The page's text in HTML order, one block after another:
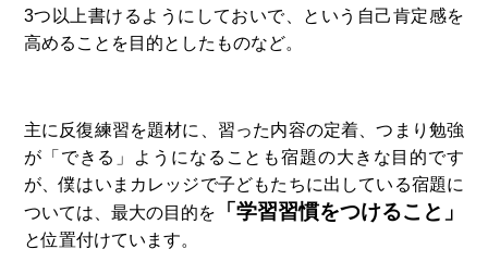
3つ以上書けるようにしておいで、という自己肯定感を
高めることを目的としたものなど。
主に反復練習を題材に、習った内容の定着、つまり勉強
が「できる」ようになることも宿題の大きな目的です
が、僕はいまカレッジで子どもたちに出している宿題に
ついては、最大の目的を
「学習習慣をつけること」
と位置付けています。